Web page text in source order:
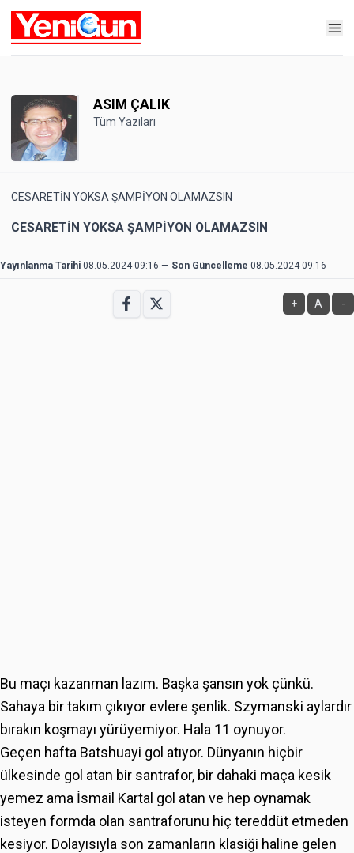
ASIM ÇALIK
Tüm Yazıları
CESARETİN YOKSA ŞAMPİYON OLAMAZSIN
CESARETİN YOKSA ŞAMPİYON OLAMAZSIN
Yayınlanma Tarihi 08.05.2024 09:16 — Son Güncelleme 08.05.2024 09:16
+ A -
Bu maçı kazanman lazım. Başka şansın yok çünkü.
Sahaya bir takım çıkıyor evlere şenlik. Szymanski aylardır
bırakın koşmayı yürüyemiyor. Hala 11 oynuyor.
Geçen hafta Batshuayi gol atıyor. Dünyanın hiçbir
ülkesinde gol atan bir santrafor, bir dahaki maça kesik
yemez ama İsmail Kartal gol atan ve hep oynamak
isteyen formda olan santraforunu hiç tereddüt etmeden
kesiyor. Dolayısıyla son zamanların klasiği haline gelen